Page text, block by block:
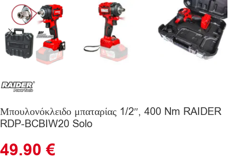
Μπουλονόκλειδο μπαταρίας 1/2″, 400 Nm RAIDER
RDP-BCBIW20 Solo
49.90€